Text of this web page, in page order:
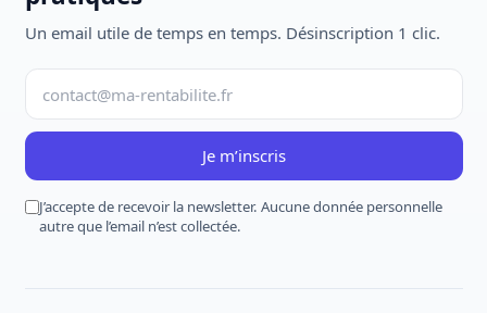
Un email utile de temps en temps. Désinscription 1 clic.
Je m’inscris
J’accepte de recevoir la newsletter. Aucune donnée personnelle
autre que l’email n’est collectée.